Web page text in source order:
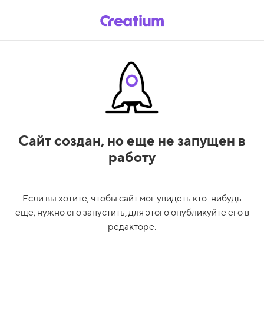
Сайт создан, но еще не запущен в
работу
Если вы хотите, чтобы сайт мог увидеть кто-нибудь
еще, нужно его запустить, для этого опубликуйте его в
редакторе.